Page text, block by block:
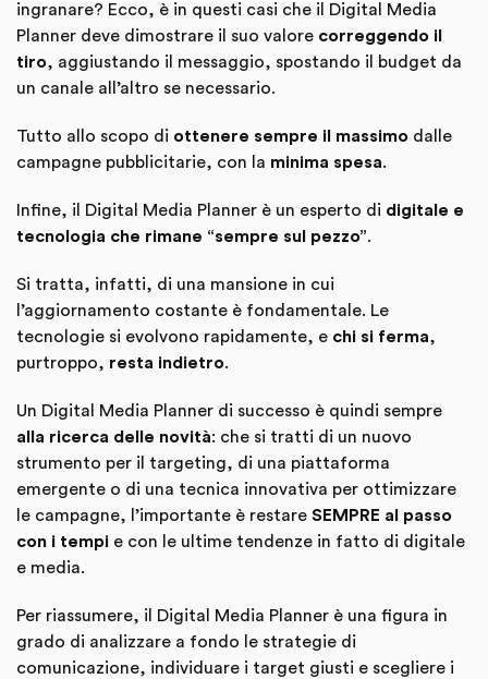
ingranare? Ecco, è in questi casi che il Digital Media
Planner deve dimostrare il suo valore correggendo il
tiro, aggiustando il messaggio, spostando il budget da
un canale all’altro se necessario.
Tutto allo scopo di ottenere sempre il massimo dalle
campagne pubblicitarie, con la minima spesa.
Infine, il Digital Media Planner è un esperto di digitale e
tecnologia che rimane “sempre sul pezzo”.
Si tratta, infatti, di una mansione in cui
l’aggiornamento costante è fondamentale. Le
tecnologie si evolvono rapidamente, e chi si ferma,
purtroppo, resta indietro.
Un Digital Media Planner di successo è quindi sempre
alla ricerca delle novità: che si tratti di un nuovo
strumento per il targeting, di una piattaforma
emergente o di una tecnica innovativa per ottimizzare
le campagne, l’importante è restare SEMPRE al passo
con i tempi e con le ultime tendenze in fatto di digitale
e media.
Per riassumere, il Digital Media Planner è una figura in
grado di analizzare a fondo le strategie di
comunicazione, individuare i target giusti e scegliere i